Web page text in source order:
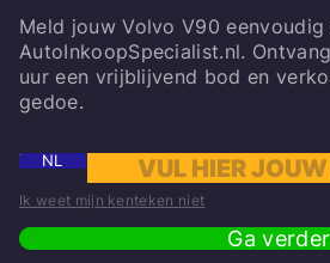
Meld jouw Volvo V90 eenvoudig
AutoInkoopSpecialist.nl.
uur een vrijblijvend bod en
gedoe.
NL
Ik weet mijn kenteken niet
Ga verder